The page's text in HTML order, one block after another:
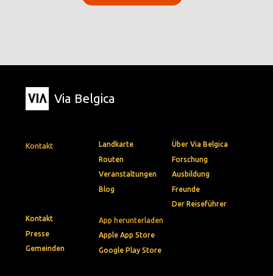
Via Belgica
Kontakt
App herunterladen
Apple App Store
Google Play Store
Landkarte
Routen
Veranstaltungen
Blog
Über Via Belgica
Forschung
Ausbildung
Freunde
Der Reiseführer
Kontakt
Presse
Gemeinden